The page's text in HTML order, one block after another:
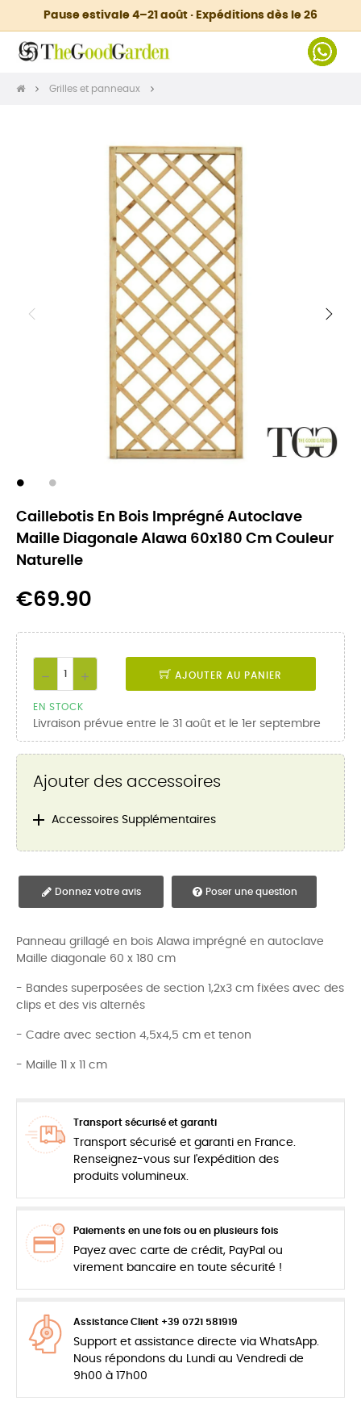
Pause estivale 4–21 août · Expéditions dès le 26
Grilles et panneaux
Caillebotis En Bois Imprégné Autoclave
Maille Diagonale Alawa 60x180 Cm Couleur
Naturelle
€69.90
AJOUTER AU PANIER
EN STOCK
Livraison prévue entre le 31 août et le 1er septembre
Ajouter des accessoires
 Accessoires Supplémentaires
Donnez votre avis Poser une question
Panneau grillagé en bois Alawa imprégné en autoclave
Maille diagonale 60 x 180 cm
- Bandes superposées de section 1,2x3 cm fixées avec des
clips et des vis alternés
- Cadre avec section 4,5x4,5 cm et tenon
- Maille 11 x 11 cm
Transport sécurisé et garanti
Transport sécurisé et garanti en France.
Renseignez-vous sur l'expédition des
produits volumineux.
Paiements en une fois ou en plusieurs fois
Payez avec carte de crédit, PayPal ou
virement bancaire en toute sécurité !
Assistance Client +39 0721 581919
Support et assistance directe via WhatsApp.
Nous répondons du Lundi au Vendredi de
9h00 à 17h00